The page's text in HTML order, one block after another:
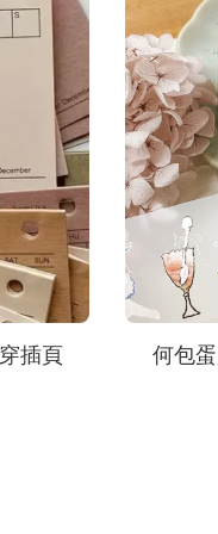
插頁
何包